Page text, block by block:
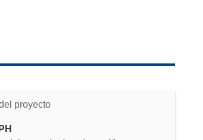
proyecto